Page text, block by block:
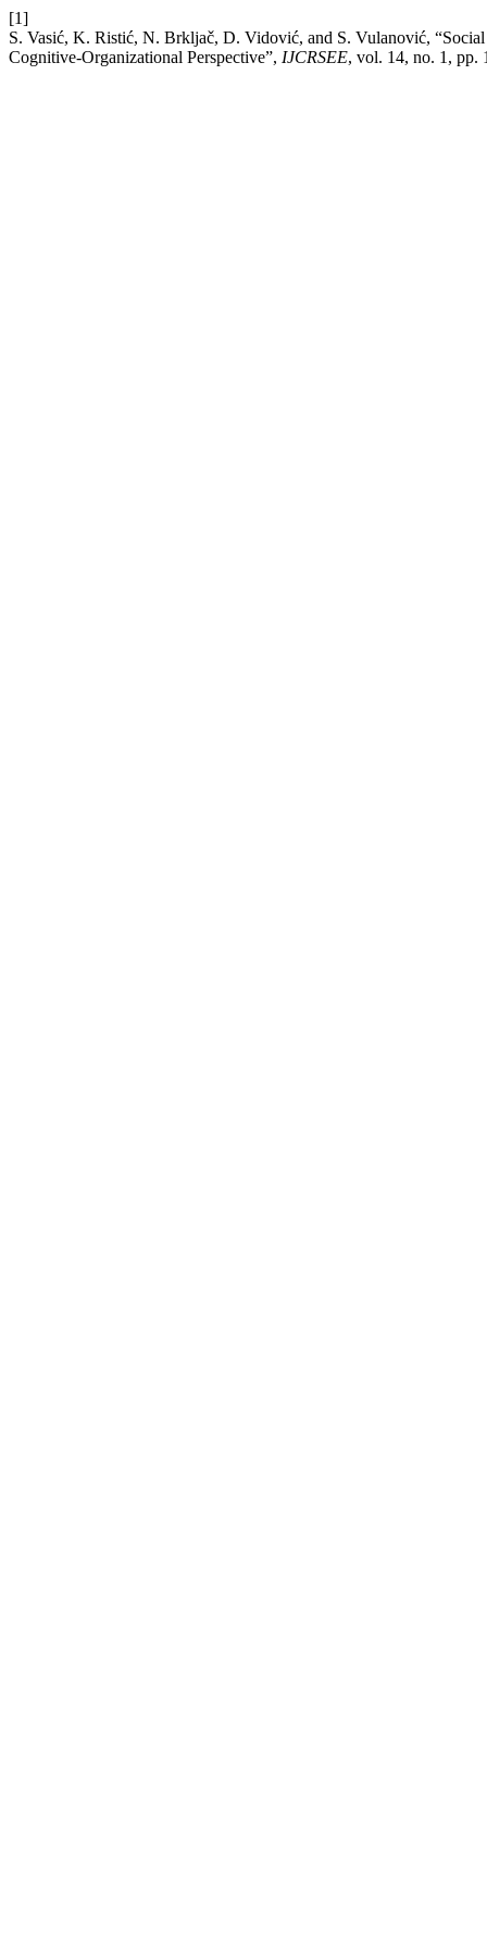
[1]
S. Vasić, K. Ristić, N. Brkljač, D. Vidović, and S. Vulanović,
Cognitive-Organizational Perspective”, IJCRSEE, vol. 14, no. 1, pp.